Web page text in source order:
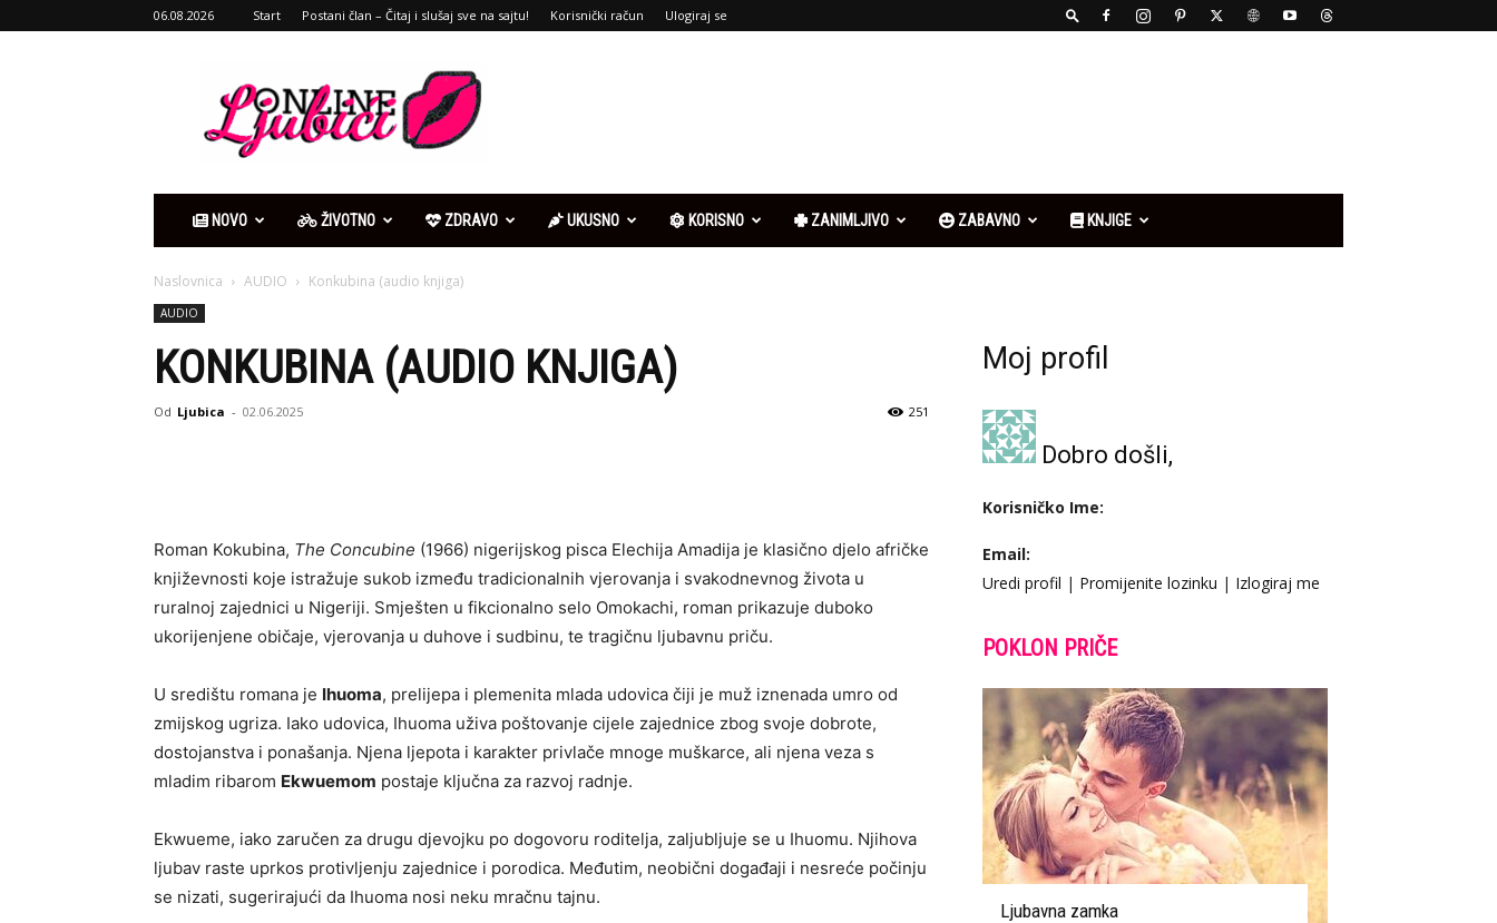
06.08.2026 Start Postani član – Čitaj i slušaj sve na sajtu! Korisnički račun Ulogiraj se
online
NOVO ŽIVOTNO ZDRAVO UKUSNO KORISNO ZANIMLJIVO ZABAVNO KNJIGE
Naslovnica AUDIO Konkubina (audio knjiga)
AUDIO
KONKUBINA (AUDIO KNJIGA)
Od Ljubica - 02.06.2025 251
Roman Kokubina, The Concubine (1966) nigerijskog pisca Elechija Amadija je klasično djelo afričke
književnosti koje istražuje sukob između tradicionalnih vjerovanja i svakodnevnog života u
ruralnoj zajednici u Nigeriji. Smješten u fikcionalno selo Omokachi, roman prikazuje duboko
ukorijenjene običaje, vjerovanja u duhove i sudbinu, te tragičnu ljubavnu priču.
U središtu romana je Ihuoma, prelijepa i plemenita mlada udovica čiji je muž iznenada umro od
zmijskog ugriza. Iako udovica, Ihuoma uživa poštovanje cijele zajednice zbog svoje dobrote,
dostojanstva i ponašanja. Njena ljepota i karakter privlače mnoge muškarce, ali njena veza s
mladim ribarom Ekwuemom postaje ključna za razvoj radnje.
Ekwueme, iako zaručen za drugu djevojku po dogovoru roditelja, zaljubljuje se u Ihuomu. Njihova
ljubav raste uprkos protivljenju zajednice i porodica. Međutim, neobični događaji i nesreće počinju
se nizati, sugerirajući da Ihuoma nosi neku mračnu tajnu.
Moj profil
Dobro došli,
Korisničko Ime:
Email:
Uredi profil | Promijenite lozinku | Izlogiraj me
POKLON PRIČE
Ljubavna zamka